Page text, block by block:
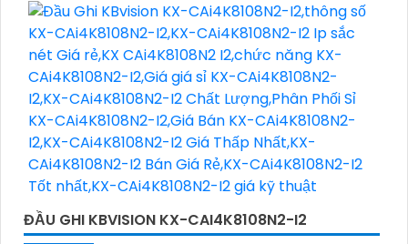
ĐẦU GHI KBVISION KX-CAI4K8108N2-I2